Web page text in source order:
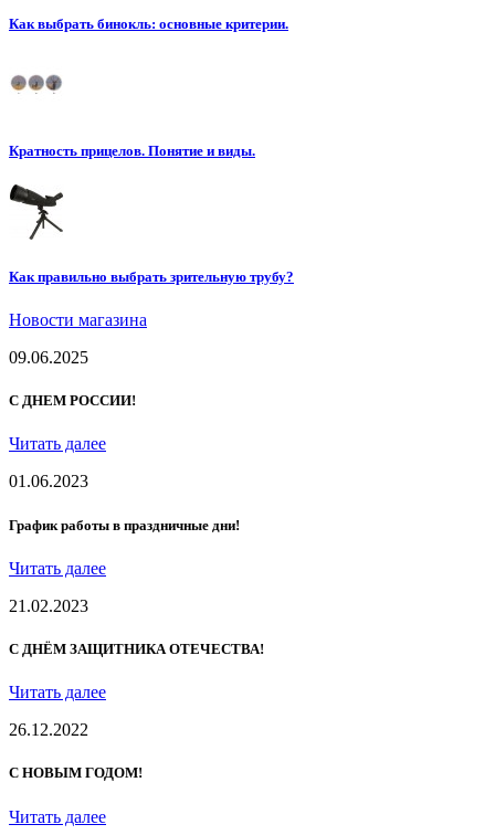
Как выбрать бинокль: основные критерии.
Кратность прицелов. Понятие и виды.
Как правильно выбрать зрительную трубу?
Новости магазина
09.06.2025
С ДНЕМ РОССИИ!
Читать далее
01.06.2023
График работы в праздничные дни!
Читать далее
21.02.2023
С ДНЁМ ЗАЩИТНИКА ОТЕЧЕСТВА!
Читать далее
26.12.2022
С НОВЫМ ГОДОМ!
Читать далее